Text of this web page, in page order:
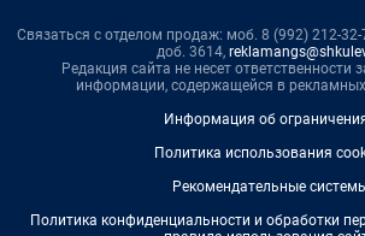
Связаться с отделом продаж: моб. 8 (992) 212-
доб. 3614,
Редакция сайта не несет ответственности
информации, содержащейся в
Информация об
Политика использования
Рекомендательные
Политика конфиденциальности и обработки